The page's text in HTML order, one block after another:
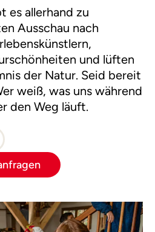
es allerhand zu
Ausschau nach
und lüften
der Natur. Seid bereit
weiß, was uns während
den Weg läuft.